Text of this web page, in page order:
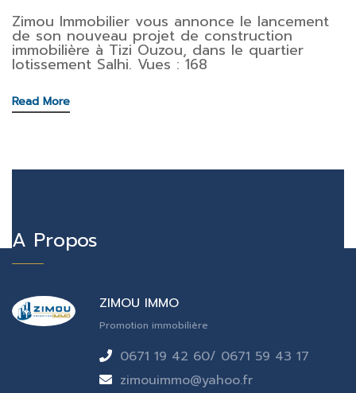
Zimou Immobilier vous annonce le lancement
de son nouveau projet de construction
immobilière à Tizi Ouzou, dans le quartier
lotissement Salhi. Vues : 168
Read More
A Propos
ZIMOU IMMO
Promotion immobilière
0671 19 42 60/ 0671 59 43 17
zimouimmo@yahoo.fr